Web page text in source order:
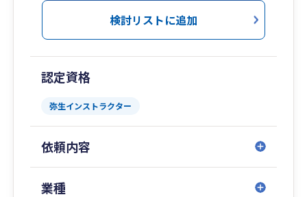
料金プランの詳細はさの会計の公式HPより、ご確
認いただけます。
新規開業・法人成りの方に向けては、会社設立サ
ービスも行っております。
司法書士と提携し、会社設立にかかる初期費用は
さの会計が負担する応援サービスもご用意してい
ます。
ぜひお気軽にご相談ください。
検討リストに追加
認定資格
弥生インストラクター
依頼内容
業種